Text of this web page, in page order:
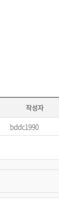
작성자
bddc1990